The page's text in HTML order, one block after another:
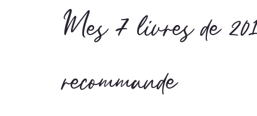
Mes 7 livres de
recommande